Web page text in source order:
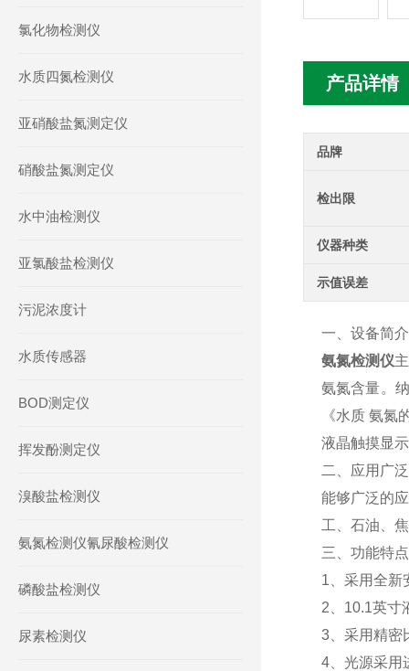
产品详情
品牌
检出限
仪器种类
示值误差
一、设备简
氨氮检测仪
氨氮含量。
《水质 氨氮
液晶触摸显
二、应用广
能够广泛的
工、石油、
三、功能特
1、采用全新
2、10.1英寸
3、采用精密
4、光源采用
氯化物检测仪
水质四氮检测仪
亚硝酸盐氮测定仪
硝酸盐氮测定仪
水中油检测仪
亚氯酸盐检测仪
污泥浓度计
水质传感器
BOD测定仪
挥发酚测定仪
溴酸盐检测仪
氨氮检测仪氰尿酸检测仪
磷酸盐检测仪
尿素检测仪